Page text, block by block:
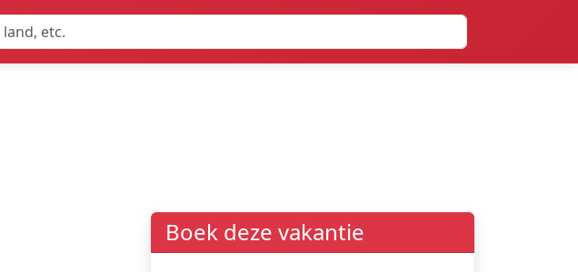
Boek deze vakantie